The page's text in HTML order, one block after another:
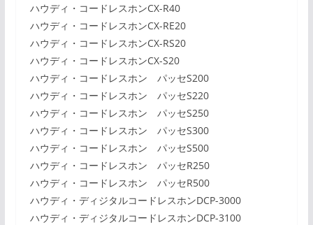
ハウディ・コードレスホンCX-R40
ハウディ・コードレスホンCX-RE20
ハウディ・コードレスホンCX-RS20
ハウディ・コードレスホンCX-S20
ハウディ・コードレスホン パッセS200
ハウディ・コードレスホン パッセS220
ハウディ・コードレスホン パッセS250
ハウディ・コードレスホン パッセS300
ハウディ・コードレスホン パッセS500
ハウディ・コードレスホン パッセR250
ハウディ・コードレスホン パッセR500
ハウディ・ディジタルコードレスホンDCP-3000
ハウディ・ディジタルコードレスホンDCP-3100